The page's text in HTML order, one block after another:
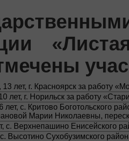
лет, г. Красноярск за работу
лет, г. Норильск за работу
с. Критово Боготольского
Марии Николаевны,
с. Верхнепашино Енисейского
Высотино Сухобузимского